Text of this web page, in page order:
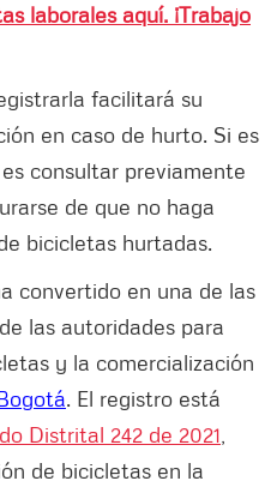
laborales aquí. ¡Trabajo
facilitará su
en caso de hurto. Si es
consultar previamente
de que no haga
bicicletas hurtadas.
convertido en una de las
las autoridades para
y la comercialización
. El registro está
Distrital 242 de 2021
de bicicletas en la